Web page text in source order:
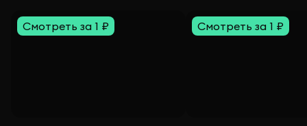
Смотреть за 1 ₽ Смотреть за 1 ₽